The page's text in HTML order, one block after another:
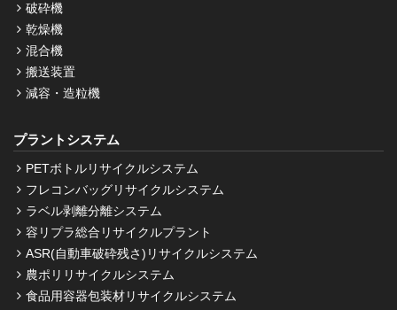
破砕機
乾燥機
混合機
搬送装置
減容・造粒機
プラントシステム
PETボトルリサイクルシステム
フレコンバッグリサイクルシステム
ラベル剥離分離システム
容リプラ総合リサイクルプラント
ASR(自動車破砕残さ)リサイクルシステム
農ポリリサイクルシステム
食品用容器包装材リサイクルシステム